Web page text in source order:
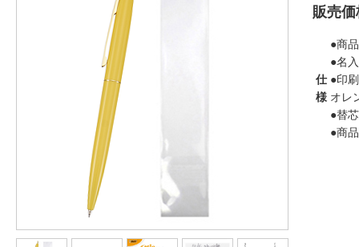
販売価
仕
様
●商
●名
●印
オレ
●替
●商